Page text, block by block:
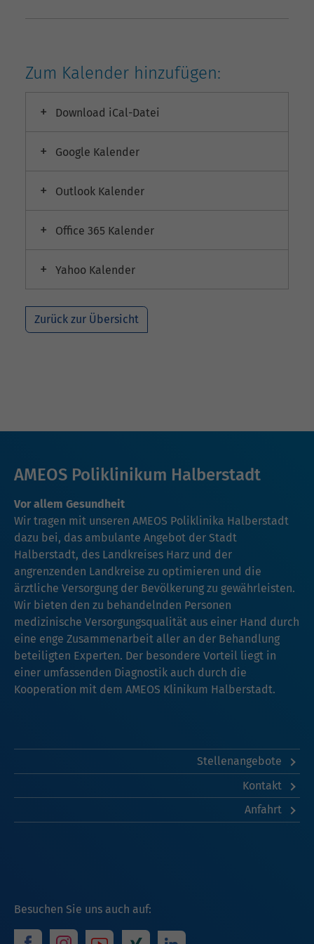
Zum Kalender hinzufügen:
Download iCal-Datei
Google Kalender
Outlook Kalender
Office 365 Kalender
Yahoo Kalender
Zurück zur Übersicht
AMEOS Poliklinikum Halberstadt
Vor allem Gesundheit
Wir tragen mit unseren AMEOS Poliklinika Halberstadt
dazu bei, das ambulante Angebot der Stadt
Halberstadt, des Landkreises Harz und der
angrenzenden Landkreise zu optimieren und die
ärztliche Versorgung der Bevölkerung zu gewährleisten.
Wir bieten den zu behandelnden Personen
medizinische Versorgungsqualität aus einer Hand durch
eine enge Zusammenarbeit aller an der Behandlung
beteiligten Experten. Der besondere Vorteil liegt in
einer umfassenden Diagnostik auch durch die
Kooperation mit dem AMEOS Klinikum Halberstadt.
Stellenangebote
Kontakt
Anfahrt
Besuchen Sie uns auch auf: